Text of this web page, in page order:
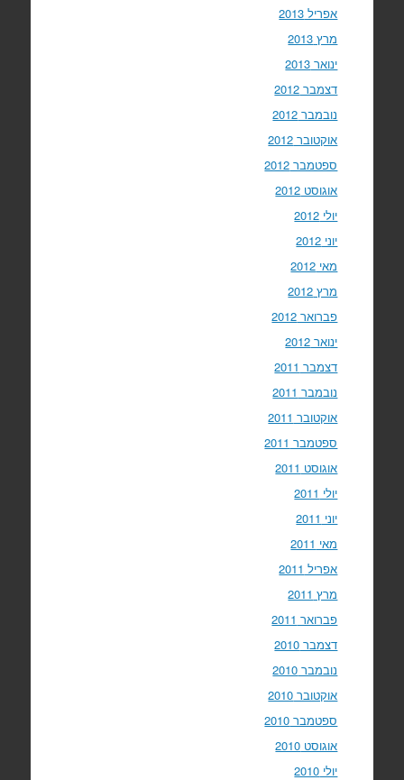
אפריל 2013
מרץ 2013
ינואר 2013
דצמבר 2012
נובמבר 2012
אוקטובר 2012
ספטמבר 2012
אוגוסט 2012
יולי 2012
יוני 2012
מאי 2012
מרץ 2012
פברואר 2012
ינואר 2012
דצמבר 2011
נובמבר 2011
אוקטובר 2011
ספטמבר 2011
אוגוסט 2011
יולי 2011
יוני 2011
מאי 2011
אפריל 2011
מרץ 2011
פברואר 2011
דצמבר 2010
נובמבר 2010
אוקטובר 2010
ספטמבר 2010
אוגוסט 2010
יולי 2010